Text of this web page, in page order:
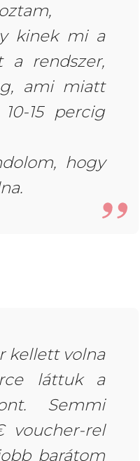
kinek mi a
a rendszer,
ami miatt
15 percig
hogy
kellett volna
láttuk a
Semmi
voucher-rel
barátom